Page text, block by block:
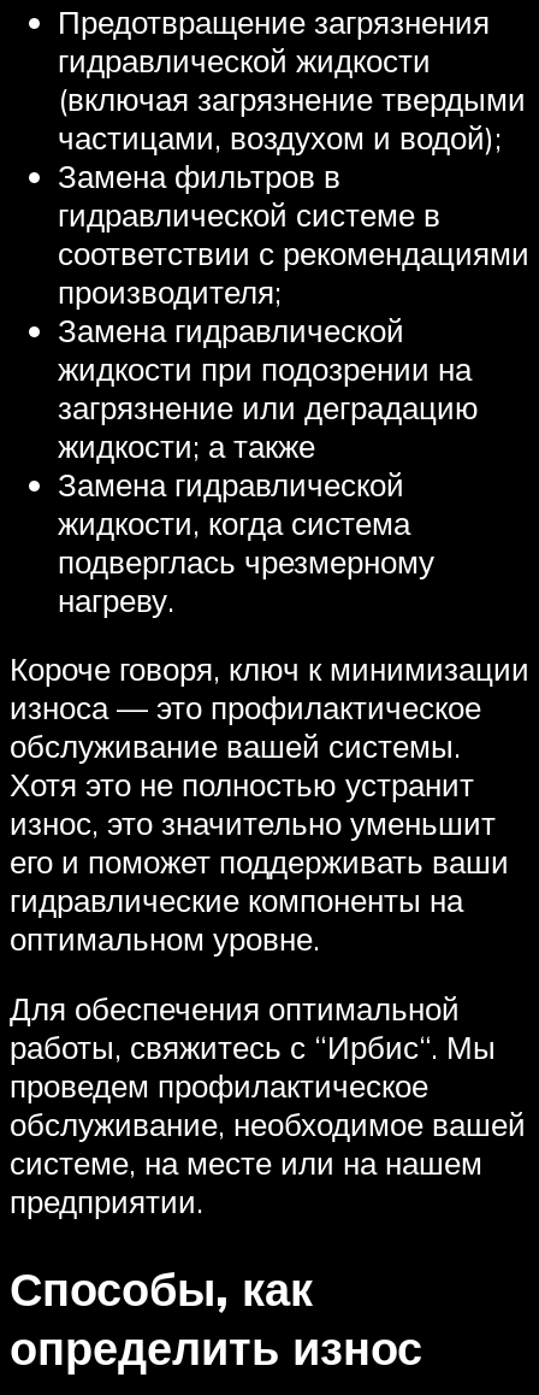
Предотвращение загрязнения
гидравлической жидкости
(включая загрязнение твердыми
частицами, воздухом и водой);
Замена фильтров в
гидравлической системе в
соответствии с рекомендациями
производителя;
Замена гидравлической
жидкости при подозрении на
загрязнение или деградацию
жидкости; а также
Замена гидравлической
жидкости, когда система
подверглась чрезмерному
нагреву.
Короче говоря, ключ к минимизации
износа — это профилактическое
обслуживание вашей системы.
Хотя это не полностью устранит
износ, это значительно уменьшит
его и поможет поддерживать ваши
гидравлические компоненты на
оптимальном уровне.
Для обеспечения оптимальной
работы, свяжитесь с “Ирбис“. Мы
проведем профилактическое
обслуживание, необходимое вашей
системе, на месте или на нашем
предприятии.
Способы, как
определить износ